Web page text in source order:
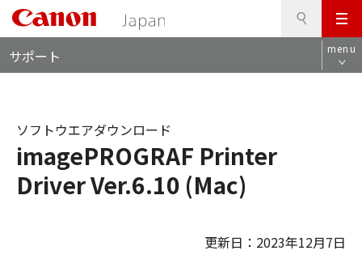
メ
ニ
ュ
サポート menu
imagePROGRAF Printer
Driver Ver.6.10 (Mac)
ソフトウエアダウンロード
更新日：2023年12月7日